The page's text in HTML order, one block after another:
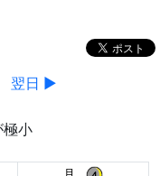
翌日 ▶
極小